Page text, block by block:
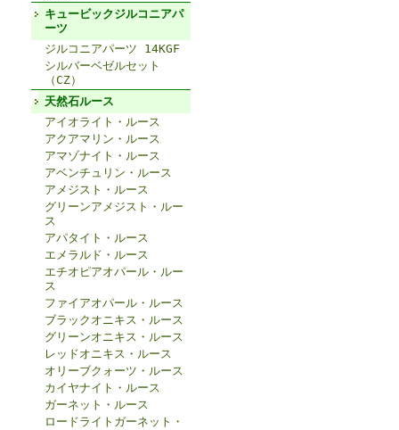
キュービックジルコニアパ
ーツ
ジルコニアパーツ 14KGF
シルバーベゼルセット
（CZ）
天然石ルース
アイオライト・ルース
アクアマリン・ルース
アマゾナイト・ルース
アベンチュリン・ルース
アメジスト・ルース
グリーンアメジスト・ルー
ス
アパタイト・ルース
エメラルド・ルース
エチオピアオパール・ルー
ス
ファイアオパール・ルース
ブラックオニキス・ルース
グリーンオニキス・ルース
レッドオニキス・ルース
オリーブクォーツ・ルース
カイヤナイト・ルース
ガーネット・ルース
ロードライトガーネット・